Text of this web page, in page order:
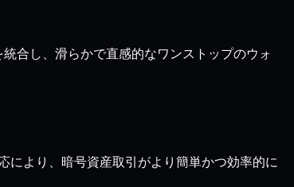
合し、滑らかで直感的なワンストップのウォ
により、暗号資産取引がより簡単かつ効率的に